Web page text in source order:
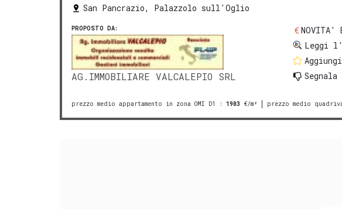
San Pancrazio, Palazzolo sull'Oglio
PROPOSTO DA:
AG.IMMOBILIARE VALCALEPIO SRL
NOVITA'
Leggi l'
Segnala
prezzo medio appartamento in zona OMI D1 : 1903 €/m² prezzo medio